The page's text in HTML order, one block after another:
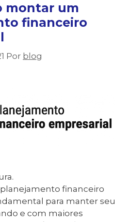
montar um
financeiro
Por blog
financeiro
para manter seu
e com maiores